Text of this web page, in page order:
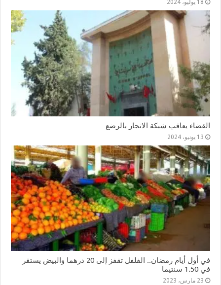
18 يوليو، 2024
القضاء يعاقب شبكة الاتجار بالرضع
13 يونيو، 2024
في أول أيام رمضان.. الفلفل تقفز إلى 20 درهما والبيض يستقر
في 1.50 سنتيما
23 مارس، 2023